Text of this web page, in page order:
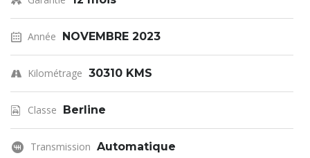
Année NOVEMBRE 2023
Kilométrage 30310 KMS
Classe Berline
Transmission Automatique